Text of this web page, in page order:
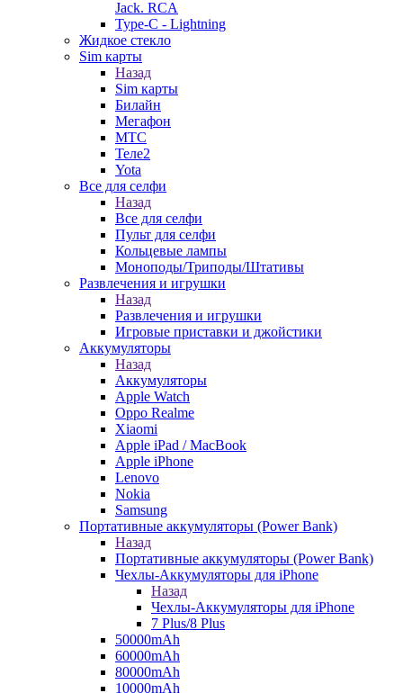
Jack. RCA
Type-C - Lightning
Жидкое стекло
Sim карты
Назад
Sim карты
Билайн
Мегафон
МТС
Теле2
Yota
Все для селфи
Назад
Все для селфи
Пульт для селфи
Кольцевые лампы
Моноподы/Триподы/Штативы
Развлечения и игрушки
Назад
Развлечения и игрушки
Игровые приставки и джойстики
Аккумуляторы
Назад
Аккумуляторы
Apple Watch
Oppo Realme
Xiaomi
Apple iPad / MacBook
Apple iPhone
Lenovo
Nokia
Samsung
Портативные аккумуляторы (Power Bank)
Назад
Портативные аккумуляторы (Power Bank)
Чехлы-Аккумуляторы для iPhone
Назад
Чехлы-Аккумуляторы для iPhone
7 Plus/8 Plus
50000mAh
60000mAh
80000mAh
10000mAh